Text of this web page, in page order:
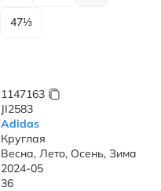
47⅓
1147163
JI2583
Adidas
Круглая
Весна, Лето, Осень, Зима
2024-05
36